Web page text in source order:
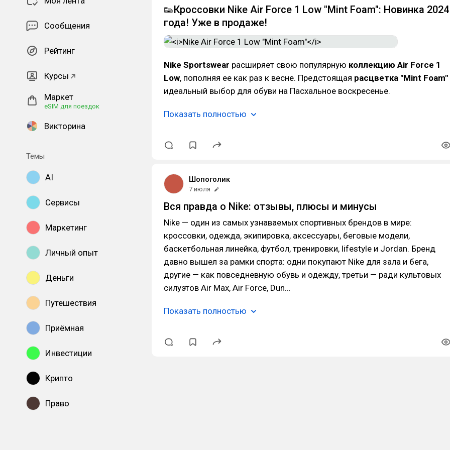
Сообщения
Рейтинг
Курсы
Маркет
eSIM для поездок
Викторина
Темы
AI
Сервисы
Маркетинг
Личный опыт
Деньги
Путешествия
Приёмная
Инвестиции
Крипто
Право
👟Кроссовки Nike Air Force 1 Low "Mint Foam": Новинка 2024
года! Уже в продаже!
Nike Sportswear расширяет свою популярную коллекцию Air Force 1
Low, пополняя ее как раз к весне. Предстоящая расцветка "Mint Foam"
идеальный выбор для обуви на Пасхальное воскресенье.
Показать полностью
Шопоголик
7 июля
Вся правда о Nike: отзывы, плюсы и минусы
Nike — один из самых узнаваемых спортивных брендов в мире:
кроссовки, одежда, экипировка, аксессуары, беговые модели,
баскетбольная линейка, футбол, тренировки, lifestyle и Jordan. Бренд
давно вышел за рамки спорта: одни покупают Nike для зала и бега,
другие — как повседневную обувь и одежду, третьи — ради культовых
силуэтов Air Max, Air Force, Dun…
Показать полностью